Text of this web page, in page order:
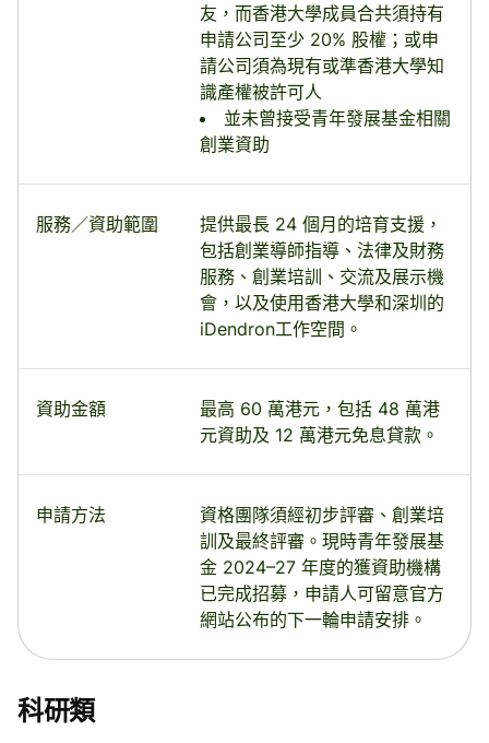
友，而香港大學成員合共須持有
申請公司至少 20% 股權；或申
請公司須為現有或準香港大學知
識產權被許可人
並未曾接受青年發展基金相關
創業資助
服務／資助範圍
提供最長 24 個月的培育支援，
包括創業導師指導、法律及財務
服務、創業培訓、交流及展示機
會，以及使用香港大學和深圳的
iDendron工作空間。
資助金額
最高 60 萬港元，包括 48 萬港
元資助及 12 萬港元免息貸款。
申請方法
資格團隊須經初步評審、創業培
訓及最終評審。現時青年發展基
金 2024–27 年度的獲資助機構
已完成招募，申請人可留意官方
網站公布的下一輪申請安排。
科研類